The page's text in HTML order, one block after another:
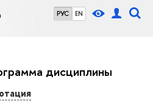
РУС EN
дисциплины